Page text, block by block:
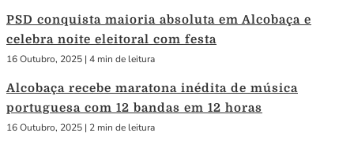
PSD conquista maioria absoluta em Alcobaça e
celebra noite eleitoral com festa
16 Outubro, 2025 | 4 min de leitura
Alcobaça recebe maratona inédita de música
portuguesa com 12 bandas em 12 horas
16 Outubro, 2025 | 2 min de leitura